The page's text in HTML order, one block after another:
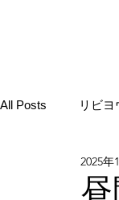
All Posts リビヨ
2025年